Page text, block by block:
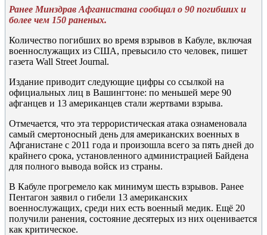
Ранее Минздрав Афганистана сообщал о 90 погибших и
более чем 150 раненых.
Количество погибших во время взрывов в Кабуле, включая
военнослужащих из США, превысило сто человек, пишет
газета Wall Street Journal.
Издание приводит следующие цифры со ссылкой на
официальных лиц в Вашингтоне: по меньшей мере 90
афганцев и 13 американцев стали жертвами взрыва.
Отмечается, что эта террористическая атака ознаменовала
самый смертоносный день для американских военных в
Афганистане с 2011 года и произошла всего за пять дней до
крайнего срока, установленного администрацией Байдена
для полного вывода войск из страны.
В Кабуле прогремело как минимум шесть взрывов. Ранее
Пентагон заявил о гибели 13 американских
военнослужащих, среди них есть военный медик. Ещё 20
получили ранения, состояние десятерых из них оценивается
как критическое.